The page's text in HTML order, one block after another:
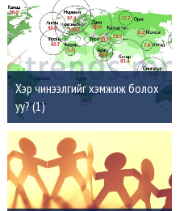
Хэр чинээлгийг хэмжиж болох
уу? (1)